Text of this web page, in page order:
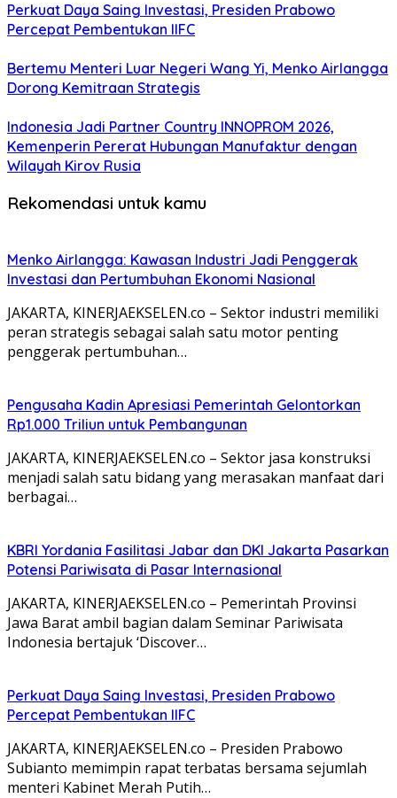
Perkuat Daya Saing Investasi, Presiden Prabowo
Percepat Pembentukan IIFC
Bertemu Menteri Luar Negeri Wang Yi, Menko Airlangga
Dorong Kemitraan Strategis
Indonesia Jadi Partner Country INNOPROM 2026,
Kemenperin Pererat Hubungan Manufaktur dengan
Wilayah Kirov Rusia
Rekomendasi untuk kamu
Menko Airlangga: Kawasan Industri Jadi Penggerak
Investasi dan Pertumbuhan Ekonomi Nasional
JAKARTA, KINERJAEKSELEN.co – Sektor industri memiliki
peran strategis sebagai salah satu motor penting
penggerak pertumbuhan…
Pengusaha Kadin Apresiasi Pemerintah Gelontorkan
Rp1.000 Triliun untuk Pembangunan
JAKARTA, KINERJAEKSELEN.co – Sektor jasa konstruksi
menjadi salah satu bidang yang merasakan manfaat dari
berbagai…
KBRI Yordania Fasilitasi Jabar dan DKI Jakarta Pasarkan
Potensi Pariwisata di Pasar Internasional
JAKARTA, KINERJAEKSELEN.co – Pemerintah Provinsi
Jawa Barat ambil bagian dalam Seminar Pariwisata
Indonesia bertajuk ‘Discover…
Perkuat Daya Saing Investasi, Presiden Prabowo
Percepat Pembentukan IIFC
JAKARTA, KINERJAEKSELEN.co – Presiden Prabowo
Subianto memimpin rapat terbatas bersama sejumlah
menteri Kabinet Merah Putih…